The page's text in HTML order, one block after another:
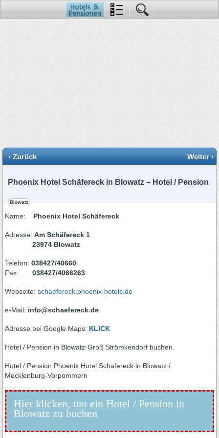
‹ Zurück Weiter ›
Phoenix Hotel Schäfereck in Blowatz – Hotel / Pension
Blowatz
Name: Phoenix Hotel Schäfereck
Adresse: Am Schäfereck 1
23974 Blowatz
Telefon: 038427/40660
Fax: 038427/4066263
Webseite: schaefereck.phoenix-hotels.de
e-Mail: info@schaefereck.de
Adresse bei Google Maps: KLICK
Hotel / Pension in Blowatz-Groß Strömkendorf buchen.
Hotel / Pension Phoenix Hotel Schäfereck in Blowatz /
Mecklenburg-Vorpommern
Hier klicken, um ein Hotel / Pension in
Blowatz zu buchen